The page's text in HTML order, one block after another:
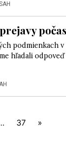
podmienkach
hľadali
37 »